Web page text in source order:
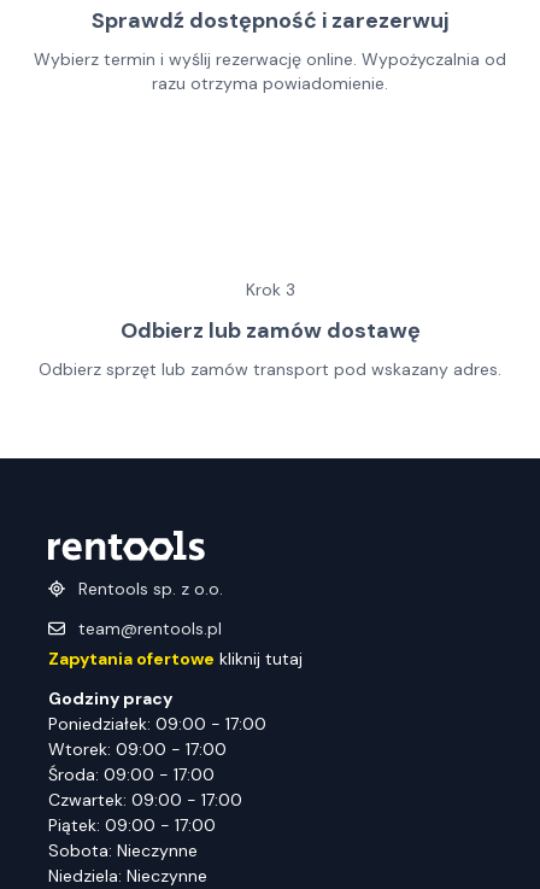
Sprawdź dostępność i zarezerwuj
Wybierz termin i wyślij rezerwację online. Wypożyczalnia od
razu otrzyma powiadomienie.
Krok 3
Odbierz lub zamów dostawę
Odbierz sprzęt lub zamów transport pod wskazany adres.
Rentools sp. z o.o.
team@rentools.pl
Zapytania ofertowe kliknij tutaj
Godziny pracy
Poniedziałek: 09:00 - 17:00
Wtorek: 09:00 - 17:00
Środa: 09:00 - 17:00
Czwartek: 09:00 - 17:00
Piątek: 09:00 - 17:00
Sobota: Nieczynne
Niedziela: Nieczynne